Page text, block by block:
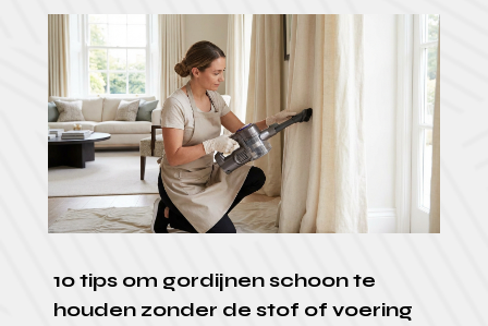
10 tips om gordijnen schoon te
houden zonder de stof of voering